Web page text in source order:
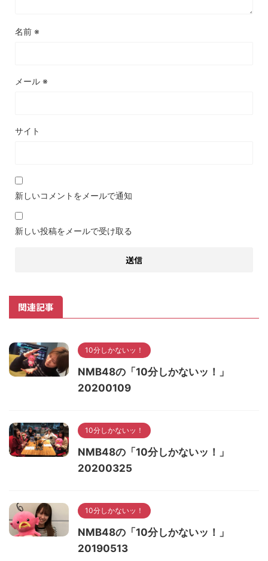
名前 ※
メール ※
サイト
新しいコメントをメールで通知
新しい投稿をメールで受け取る
関連記事
10分しかないッ！
NMB48の「10分しかないッ！」
20200109
10分しかないッ！
NMB48の「10分しかないッ！」
20200325
10分しかないッ！
NMB48の「10分しかないッ！」
20190513